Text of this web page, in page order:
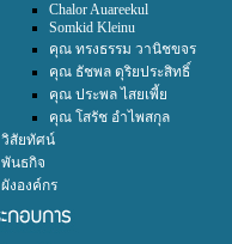
Chalor Auareekul
Somkid Kleinu
คุณ ทรงธรรม วานิชขจร
คุณ ธัชพล ดุริยประสิทธิ์
คุณ ประพล ไสยเพี้ย
คุณ โสรัช อำไพสกุล
วิสัยทัศน์
พันธกิจ
ผังองค์กร